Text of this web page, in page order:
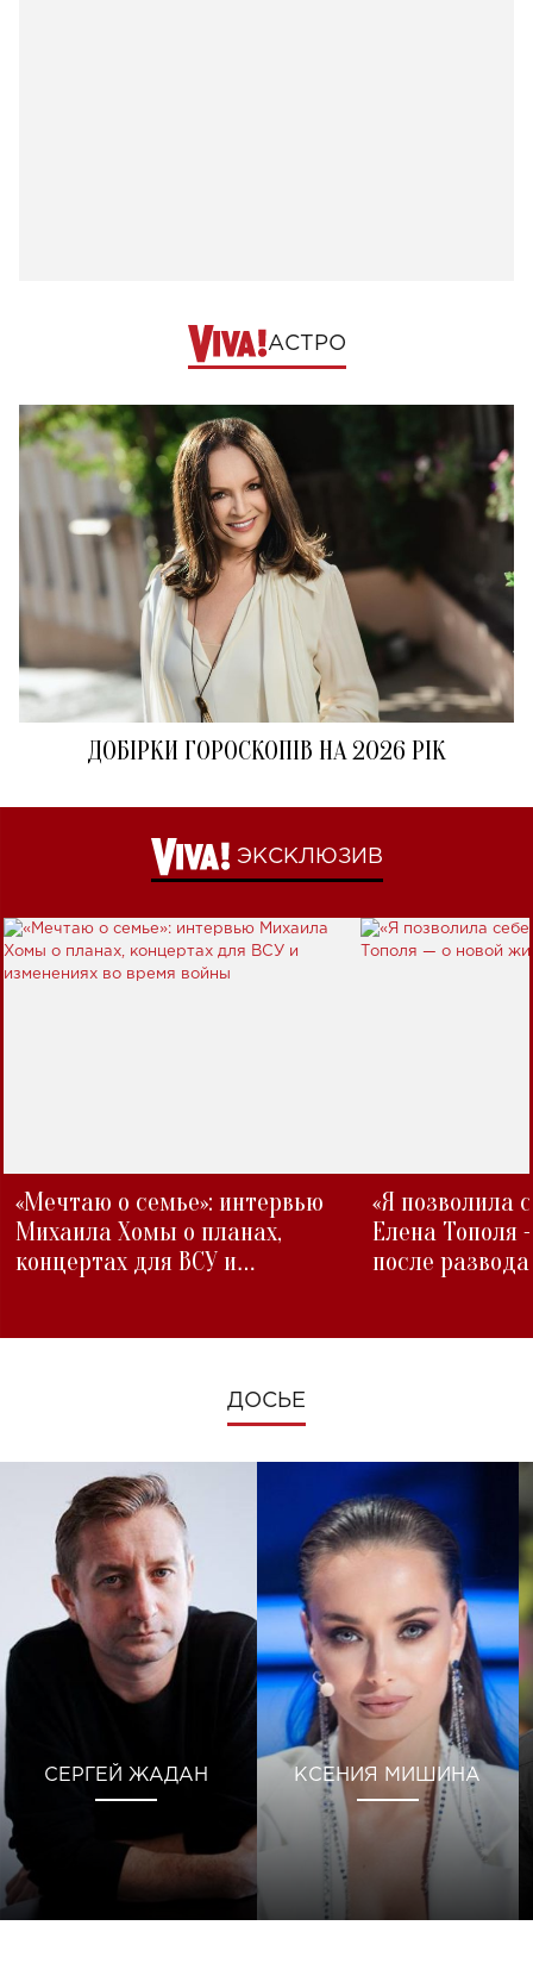
АСТРО
ДОБІРКИ ГОРОСКОПІВ НА 2026 РІК
ЭКСКЛЮЗИВ
«Мечтаю о семье»: интервью
Михаила Хомы о планах,
концертах для ВСУ и
«Я позволила
Елена Тополя
после развода
ДОСЬЕ
СЕРГЕЙ ЖАДАН КСЕНИЯ МИШИНА